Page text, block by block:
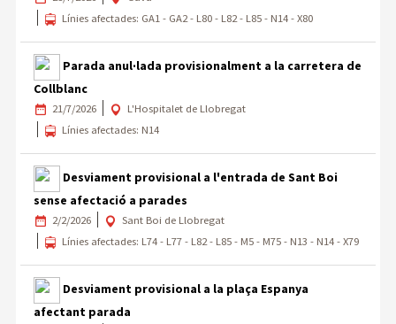
Línies afectades: GA1 - GA2 - L80 - L82 - L85 - N14 - X80
Parada anul·lada provisionalment a la carretera de
Collblanc
21/7/2026
L'Hospitalet de Llobregat
Línies afectades: N14
Desviament provisional a l'entrada de Sant Boi
sense afectació a parades
2/2/2026
Sant Boi de Llobregat
Línies afectades: L74 - L77 - L82 - L85 - M5 - M75 - N13 - N14 - X79
Desviament provisional a la plaça Espanya
afectant parada